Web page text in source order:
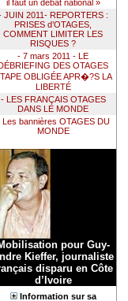
il faut un débat national »
JUIN 2011- REPORTERS :
PRISES d’OTAGES,
COMMENT LIMITER LES
RISQUES ?
- 7 mars 2011 - LE
DES OTAGES
OBLIGÉE APR�?S LA
LIBERTÉ
- LES FRANÇAIS OTAGES
DANS LE MONDE
Les bannières OTAGES DU
MONDE
pour Guy-
Kieffer, journaliste
disparu en Côte
d’Ivoire
Information sur sa